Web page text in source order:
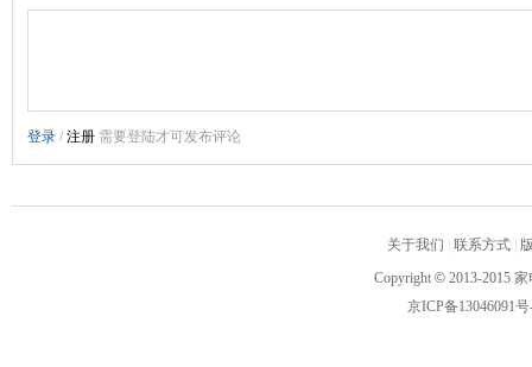
关于我们 联系方式
Copyright © 2013-2015
京ICP备13046091号